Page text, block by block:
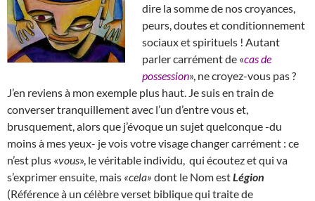
dire la somme de nos croyances,
peurs, doutes et conditionnement
sociaux et spirituels ! Autant
parler carrément de «cas de
possession», ne croyez-vous pas ?
J’en reviens à mon exemple plus haut. Je suis en train de
converser tranquillement avec l’un d’entre vous et,
brusquement, alors que j’évoque un sujet quelconque -du
moins à mes yeux- je vois votre visage changer carrément : ce
n’est plus «vous», le véritable individu, qui écoutez et qui va
s’exprimer ensuite, mais «cela» dont le Nom estLégion
(Référence à un célèbre verset biblique qui traite de